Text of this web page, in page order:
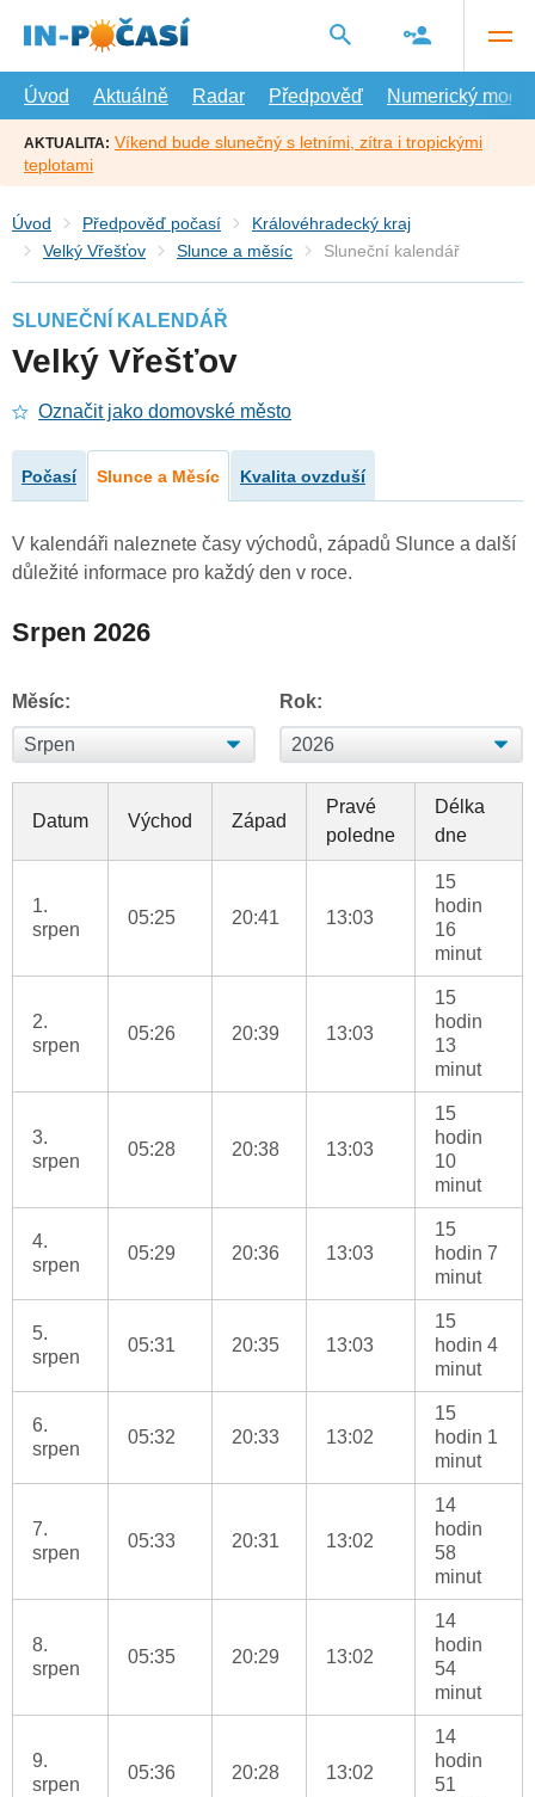
hlavní
Úvod
Aktuálně Radar Předpověď Numerický model
AKTUALITA: Víkend bude slunečný s letními, zítra i tropickými
teplotami
Úvod Předpověď počasí
Královéhradecký kraj
Velký Vřešťov
Slunce a měsíc Sluneční kalendář
SLUNEČNÍ KALENDÁŘ
Velký Vřešťov
Označit jako domovské město
Počasí Slunce a Měsíc Kvalita ovzduší
V kalendáři naleznete časy východů, západů Slunce a další
důležité informace pro každý den v roce.
Srpen 2026
Měsíc: Rok:
Datum Východ Západ
Pravé
poledne
Délka
dne
1.
srpen
05:25 20:41 13:03
15
hodin
16
minut
2.
srpen
05:26 20:39 13:03
15
hodin
13
minut
3.
srpen
05:28 20:38 13:03
15
hodin
10
minut
4.
srpen
05:29 20:36 13:03
15
hodin 7
minut
5.
srpen
05:31 20:35 13:03
15
hodin 4
minut
6.
srpen
05:32 20:33 13:02
15
hodin 1
minut
7.
srpen
05:33 20:31 13:02
14
hodin
58
minut
8.
srpen
05:35 20:29 13:02
14
hodin
54
minut
9.
srpen
05:36 20:28 13:02
14
hodin
51